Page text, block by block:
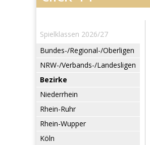
Spielklassen 2026/27
Bundes-/Regional-/Oberligen
NRW-/Verbands-/Landesligen
Bezirke
Niederrhein
Rhein-Ruhr
Rhein-Wupper
Köln